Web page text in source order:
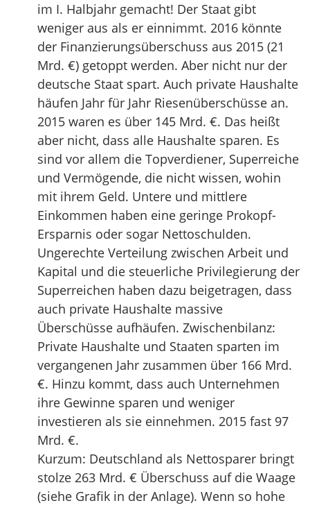
im I. Halbjahr gemacht! Der Staat gibt
weniger aus als er einnimmt. 2016 könnte
der Finanzierungsüberschuss aus 2015 (21
Mrd. €) getoppt werden. Aber nicht nur der
deutsche Staat spart. Auch private Haushalte
häufen Jahr für Jahr Riesenüberschüsse an.
2015 waren es über 145 Mrd. €. Das heißt
aber nicht, dass alle Haushalte sparen. Es
sind vor allem die Topverdiener, Superreiche
und Vermögende, die nicht wissen, wohin
mit ihrem Geld. Untere und mittlere
Einkommen haben eine geringe Prokopf-
Ersparnis oder sogar Nettoschulden.
Ungerechte Verteilung zwischen Arbeit und
Kapital und die steuerliche Privilegierung der
Superreichen haben dazu beigetragen, dass
auch private Haushalte massive
Überschüsse aufhäufen. Zwischenbilanz:
Private Haushalte und Staaten sparten im
vergangenen Jahr zusammen über 166 Mrd.
€. Hinzu kommt, dass auch Unternehmen
ihre Gewinne sparen und weniger
investieren als sie einnehmen. 2015 fast 97
Mrd. €.
Kurzum: Deutschland als Nettosparer bringt
stolze 263 Mrd. € Überschuss auf die Waage
(siehe Grafik in der Anlage). Wenn so hohe